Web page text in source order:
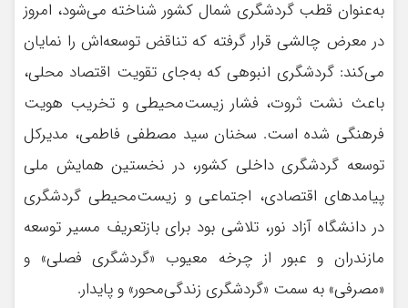
به‌عنوان قطب گردشگری شمال کشور شناخته می‌شود، امروز
در معرض چالشی قرار گرفته که تناقض توسعه‌اش را نمایان
می‌کند: گردشگری انبوهی که به‌جای تقویت اقتصاد محلی،
باعث نشت ثروت، فشار زیست‌محیطی و تخریب هویت
فرهنگی شده است. سخنان سید مصطفی فاطمی، مدیرکل
توسعه گردشگری داخلی کشور، در نخستین همایش ملی
پیامدهای اقتصادی، اجتماعی و زیست‌محیطی گردشگری
در دانشگاه آزاد نور، تلاشی بود برای بازتعریف مسیر توسعه
مازندران و عبور از چرخه معیوب «گردشگری فصلی» و
«مصرفی» به سمت «گردشگری زندگی‌محور» و پایدار.